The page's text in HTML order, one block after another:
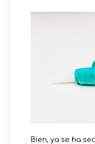
Bien, ya se ha